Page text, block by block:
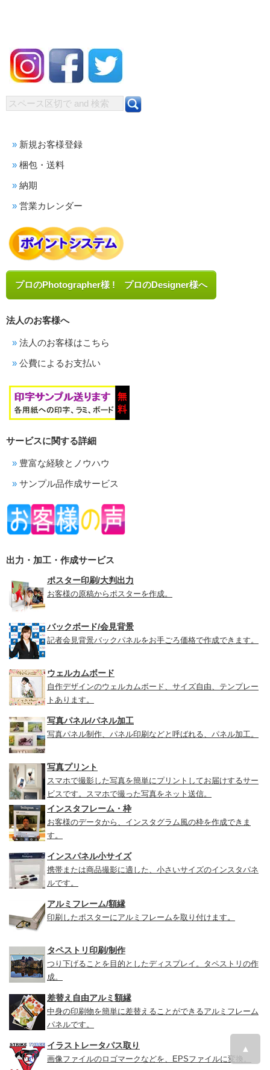
新規お客様登録
梱包・送料
納期
営業カレンダー
プロのPhotographer様 ! プロのDesigner様へ
法人のお客様へ
法人のお客様はこちら
公費によるお支払い
サービスに関する詳細
豊富な経験とノウハウ
サンプル品作成サービス
出力・加工・作成サービス
ポスター印刷/大判出力
お客様の原稿からポスターを作成。
バックボード/会見背景
記者会見背景バックパネルをお手ごろ価格で作成できます。
ウェルカムボード
自作デザインのウェルカムボード、サイズ自由、テンプレー
トあります。
写真パネル/パネル加工
写真パネル制作、パネル印刷などと呼ばれる、パネル加工。
写真プリント
スマホで撮影した写真を簡単にプリントしてお届けするサー
ビスです。スマホで撮った写真をネット送信。
インスタフレーム・枠
お客様のデータから、インスタグラム風の枠を作成できま
す。
インスパネル小サイズ
携帯または商品撮影に適した、小さいサイズのインスタパネ
ルです。
アルミフレーム/額縁
印刷したポスターにアルミフレームを取り付けます。
タペストリ印刷/制作
つり下げることを目的としたディスプレイ。タペストリの作
成。
差替え自由アルミ額縁
中身の印刷物を簡単に差替えることができるアルミフレーム
パネルです。
イラストレータパス取り
画像ファイルのロゴマークなどを、EPSファイルに変換。
▲